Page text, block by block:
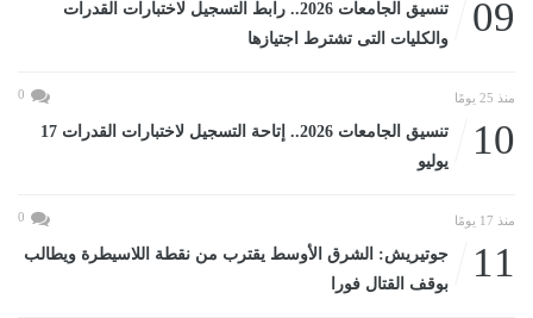
09
تنسيق الجامعات 2026.. رابط التسجيل لاختبارات القدرات
والكليات التى تشترط اجتيازها
منذ 25 يومًا 0
10
تنسيق الجامعات 2026.. إتاحة التسجيل لاختبارات القدرات 17
يوليو
منذ 17 يومًا 0
11
جوتيريش: الشرق الأوسط يقترب من نقطة اللاسيطرة ويطالب
بوقف القتال فورا